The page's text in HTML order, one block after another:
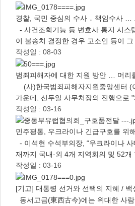
경찰, 국민 중심의 수사 ․ 책임수사 …
- 사건조회기능 등 변호사 통지 시스
이 불송치 결정한 경우 고소인 등이
작성일 : 08-03
범죄피해자에 대한 지원 방안 … 머리
(사)한국범죄피해자지원중앙센터 (
가운데, 신두일 사무처장의 진행으
작성일 : 03-16
민주평통, 우크라이나 긴급구호를 위
- 이석현 수석부의장, “우크라이나
재까지 국내·외 4개 지역회의 및 52
작성일 : 03-16
[기고] 대통령 선거와 선택의 지혜 / 백
동서고금(東西古今)에는 위대한 사